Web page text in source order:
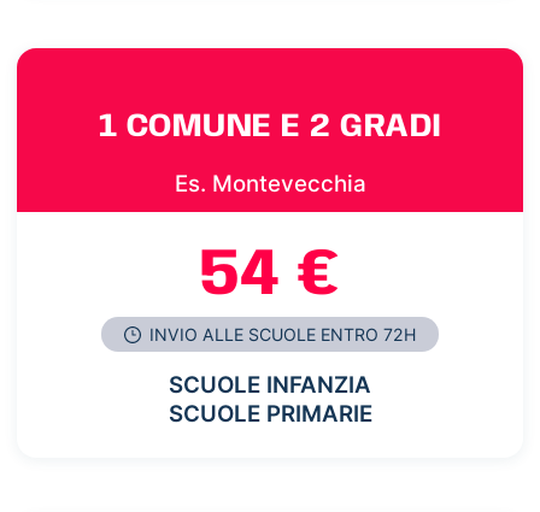
1 COMUNE E 2 GRADI
Es. Montevecchia
54 €
INVIO ALLE SCUOLE ENTRO 72H
SCUOLE INFANZIA
SCUOLE PRIMARIE